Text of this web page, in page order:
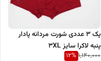
پک 3 عددی شورت مردانه پادار
پنبه لاکرا سایز 3XL
1,140,000
12%